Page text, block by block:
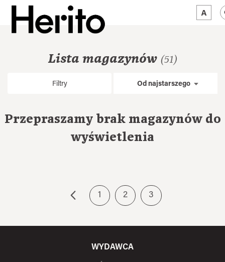
MAMY NA OKU
JĘZYK:
Lista magazynów (51)
Filtry Od najstarszego
Przepraszamy brak magazynów do
wyświetlenia
1 2 3
WYDAWCA